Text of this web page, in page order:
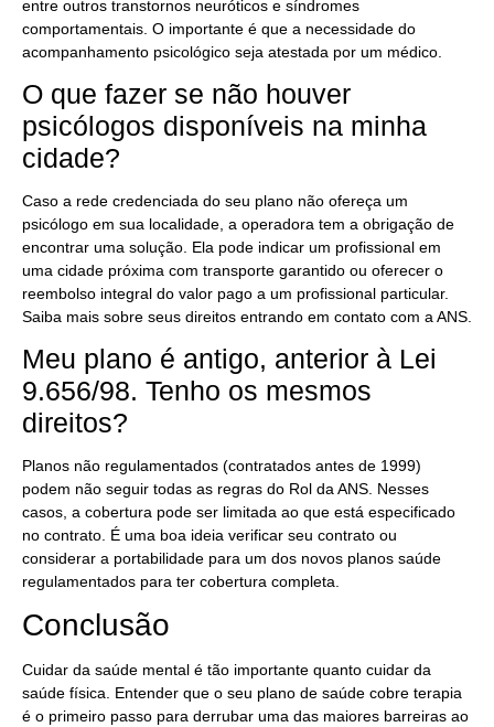
entre outros transtornos neuróticos e síndromes
comportamentais. O importante é que a necessidade do
acompanhamento psicológico seja atestada por um médico.
O que fazer se não houver
psicólogos disponíveis na minha
cidade?
Caso a rede credenciada do seu plano não ofereça um
psicólogo em sua localidade, a operadora tem a obrigação de
encontrar uma solução. Ela pode indicar um profissional em
uma cidade próxima com transporte garantido ou oferecer o
reembolso integral do valor pago a um profissional particular.
Saiba mais sobre seus direitos entrando em contato com a ANS.
Meu plano é antigo, anterior à Lei
9.656/98. Tenho os mesmos
direitos?
Planos não regulamentados (contratados antes de 1999)
podem não seguir todas as regras do Rol da ANS. Nesses
casos, a cobertura pode ser limitada ao que está especificado
no contrato. É uma boa ideia verificar seu contrato ou
considerar a portabilidade para um dos novos planos saúde
regulamentados para ter cobertura completa.
Conclusão
Cuidar da saúde mental é tão importante quanto cuidar da
saúde física. Entender que o seu plano de saúde cobre terapia
é o primeiro passo para derrubar uma das maiores barreiras ao